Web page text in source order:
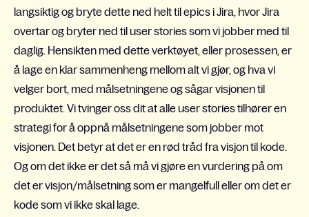
langsiktig og bryte dette ned helt til epics i Jira, hvor Jira
overtar og bryter ned til user stories som vi jobber med til
daglig. Hensikten med dette verktøyet, eller prosessen, er
å lage en klar sammenheng mellom alt vi gjør, og hva vi
velger bort, med målsetningene og sågar visjonen til
produktet. Vi tvinger oss dit at alle user stories tilhører en
strategi for å oppnå målsetningene som jobber mot
visjonen. Det betyr at det er en rød tråd fra visjon til kode.
Og om det ikke er det så må vi gjøre en vurdering på om
det er visjon/målsetning som er mangelfull eller om det er
kode som vi ikke skal lage.